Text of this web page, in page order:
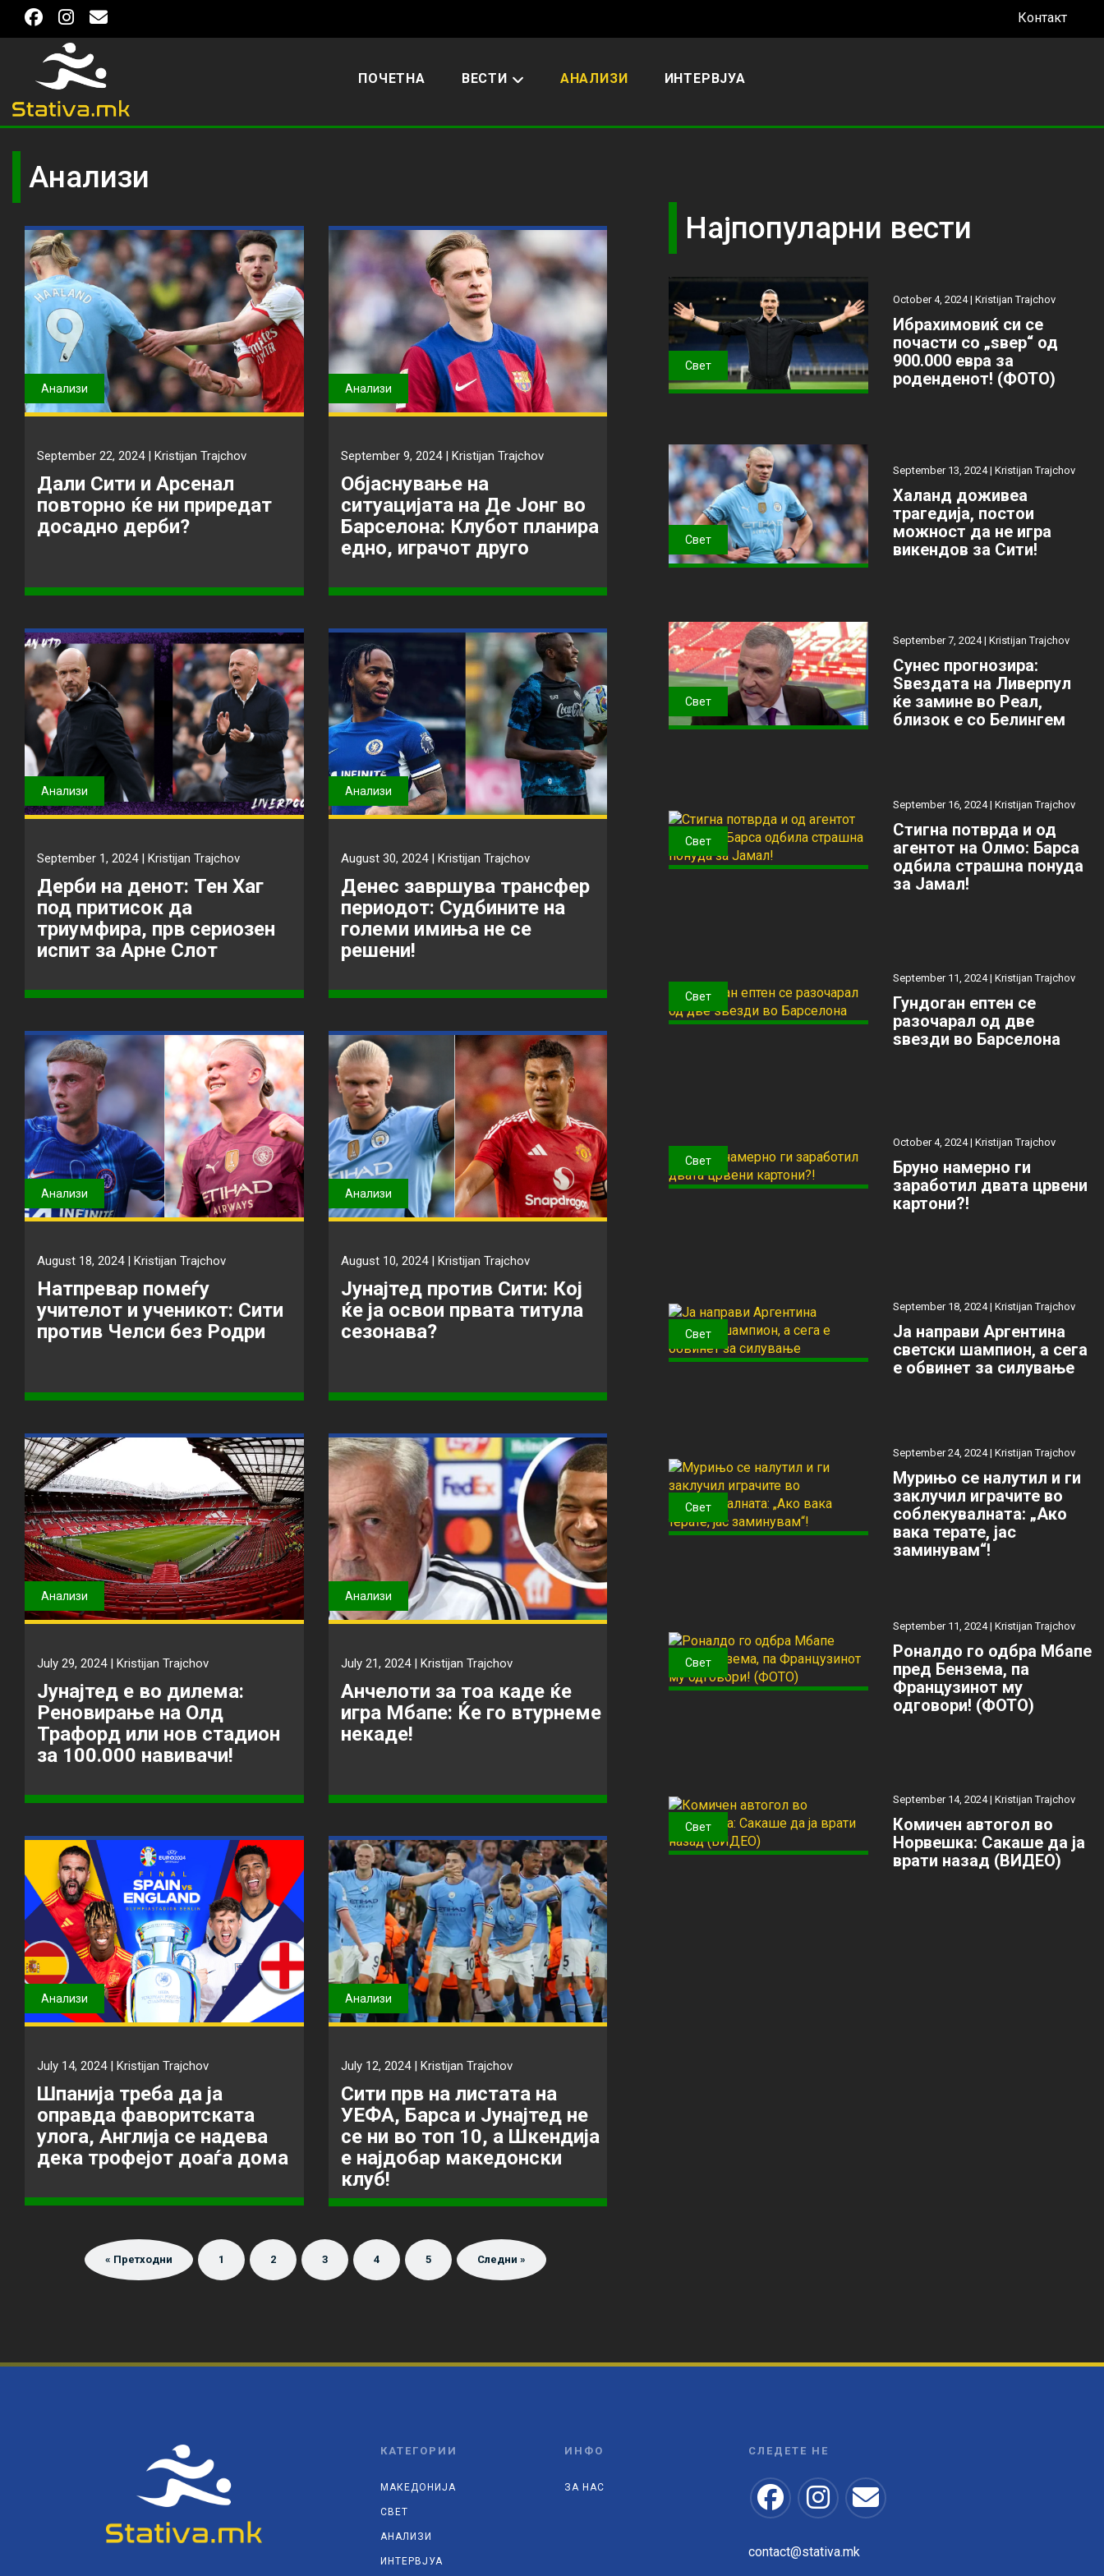
Контакт
ПОЧЕТНА ВЕСТИ АНАЛИЗИ ИНТЕРВЈУА
Анализи
Анализи
September 22, 2024 | Kristijan Trajchov
Дали Сити и Арсенал
повторно ќе ни приредат
досадно дерби?
Анализи
September 9, 2024 | Kristijan Trajchov
Објаснување на
ситуацијата на Де Јонг во
Барселона: Клубот планира
едно, играчот друго
Анализи
September 1, 2024 | Kristijan Trajchov
Дерби на денот: Тен Хаг
под притисок да
триумфира, прв сериозен
испит за Арне Слот
Анализи
August 30, 2024 | Kristijan Trajchov
Денес завршува трансфер
периодот: Судбините на
големи имиња не се
решени!
Анализи
August 18, 2024 | Kristijan Trajchov
Натпревар помеѓу
учителот и ученикот: Сити
против Челси без Родри
Анализи
August 10, 2024 | Kristijan Trajchov
Јунајтед против Сити: Кој
ќе ја освои првата титула
сезонава?
Анализи
July 29, 2024 | Kristijan Trajchov
Јунајтед е во дилема:
Реновирање на Олд
Трафорд или нов стадион
за 100.000 навивачи!
Анализи
July 21, 2024 | Kristijan Trajchov
Анчелоти за тоа каде ќе
игра Мбапе: Ќе го втурнеме
некаде!
Анализи
July 14, 2024 | Kristijan Trajchov
Шпанија треба да ја
оправда фаворитската
улога, Англија се надева
дека трофејот доаѓа дома
Анализи
July 12, 2024 | Kristijan Trajchov
Сити прв на листата на
УЕФА, Барса и Јунајтед не
се ни во топ 10, а Шкендија
е најдобар македонски
клуб!
« Претходни 1 2 3 4 5 Следни »
Најпопуларни вести
Свет
October 4, 2024 | Kristijan Trajchov
Ибрахимовиќ си се
почасти со „ѕвер“ од
900.000 евра за
роденденот! (ФОТО)
Свет
September 13, 2024 | Kristijan Trajchov
Халанд доживеа
трагедија, постои
можност да не игра
викендов за Сити!
Свет
September 7, 2024 | Kristijan Trajchov
Сунес прогнозира:
Ѕвездата на Ливерпул
ќе замине во Реал,
близок е со Белингем
Свет
September 16, 2024 | Kristijan Trajchov
Стигна потврда и од
агентот на Олмо: Барса
одбила страшна понуда
за Јамал!
Свет
September 11, 2024 | Kristijan Trajchov
Гундоган ептен се
разочарал од две
ѕвезди во Барселона
Свет
October 4, 2024 | Kristijan Trajchov
Бруно намерно ги
заработил двата црвени
картони?!
Свет
September 18, 2024 | Kristijan Trajchov
Ја направи Аргентина
светски шампион, а сега
е обвинет за силување
Свет
September 24, 2024 | Kristijan Trajchov
Мурињо се налутил и ги
заклучил играчите во
соблекувалната: „Ако
вака терате, јас
заминувам“!
Свет
September 11, 2024 | Kristijan Trajchov
Роналдо го одбра Мбапе
пред Бензема, па
Французинот му
одговори! (ФОТО)
Свет
September 14, 2024 | Kristijan Trajchov
Комичен автогол во
Норвешка: Сакаше да ја
врати назад (ВИДЕО)
КАТЕГОРИИ
МАКЕДОНИЈА
СВЕТ
АНАЛИЗИ
ИНТЕРВЈУА
ИНФО
ЗА НАС
СЛЕДЕТЕ НЕ
contact@stativa.mk